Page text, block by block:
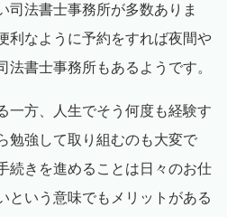
司法書士事務所が多数ありま
利なように予約をすれば夜間や
書士事務所もあるようです。
一方、人生でそう何度も経験す
勉強して取り組むのも大変で
続きを進めることは日々のお仕
という意味でもメリットがある